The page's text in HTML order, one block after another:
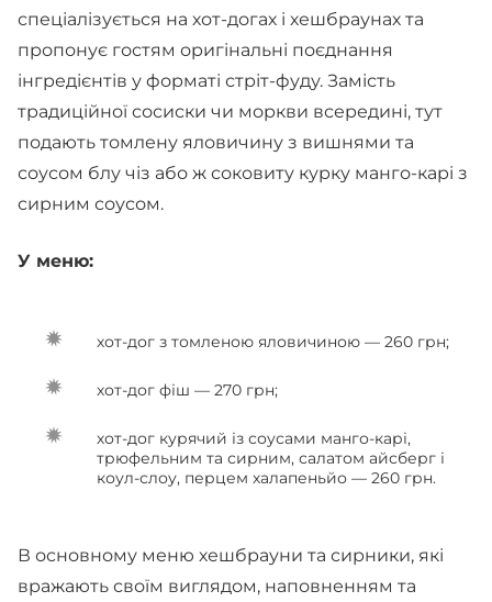
спеціалізується на хот-догах і хешбраунах та
пропонує гостям оригінальні поєднання
інгредієнтів у форматі стріт-фуду. Замість
традиційної сосиски чи моркви всередині, тут
подають томлену яловичину з вишнями та
соусом блу чіз або ж соковиту курку манго-карі з
сирним соусом.
У меню:
хот-дог з томленою яловичиною — 260 грн;
хот-дог фіш — 270 грн;
хот-дог курячий із соусами манго-карі,
трюфельним та сирним, салатом айсберг і
коул-слоу, перцем халапеньйо — 260 грн.
В основному меню хешбрауни та сирники, які
вражають своїм виглядом, наповненням та